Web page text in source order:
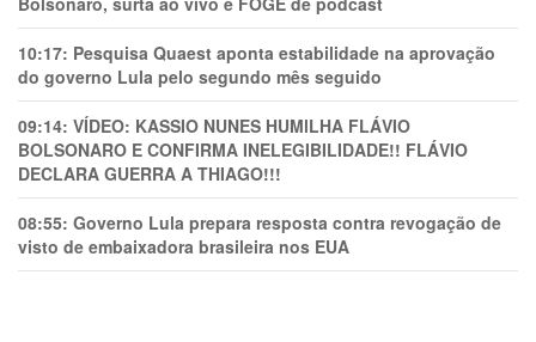
10:17: Pesquisa Quaest aponta estabilidade na aprovação
do governo Lula pelo segundo mês seguido
09:14: VÍDEO: KASSIO NUNES HUMlLHA FLÁVIO
BOLSONARO E CONFIRMA INELEGIBILIDADE!! FLÁVIO
DECLARA GUERRA A THIAGO!!!
08:55: Governo Lula prepara resposta contra revogação de
visto de embaixadora brasileira nos EUA